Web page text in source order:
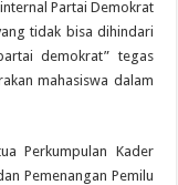
Partai Demokrat
tidak bisa dihindari
demokrat” tegas
mahasiswa dalam
Perkumpulan Kader
Pemenangan Pemilu